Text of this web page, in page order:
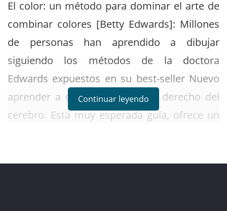
El color: un método para dominar el arte de
combinar colores [Betty Edwards]: Millones
de personas han aprendido a dibujar
siguiendo los métodos de la doctora
Edwards expuestos en su best-seller Nuevo
aprender a dibujar con el lado derecho del
cerebro. Esta muy esperada guía, ofrece un
Continuar leyendo